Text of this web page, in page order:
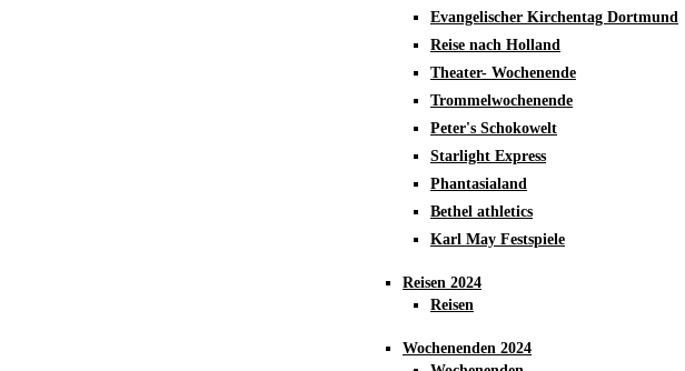
Evangelischer Kirchentag Dortmund
Reise nach Holland
Theater- Wochenende
Trommelwochenende
Peter's Schokowelt
Starlight Express
Phantasialand
Bethel athletics
Karl May Festspiele
Reisen 2024
Reisen
Wochenenden 2024